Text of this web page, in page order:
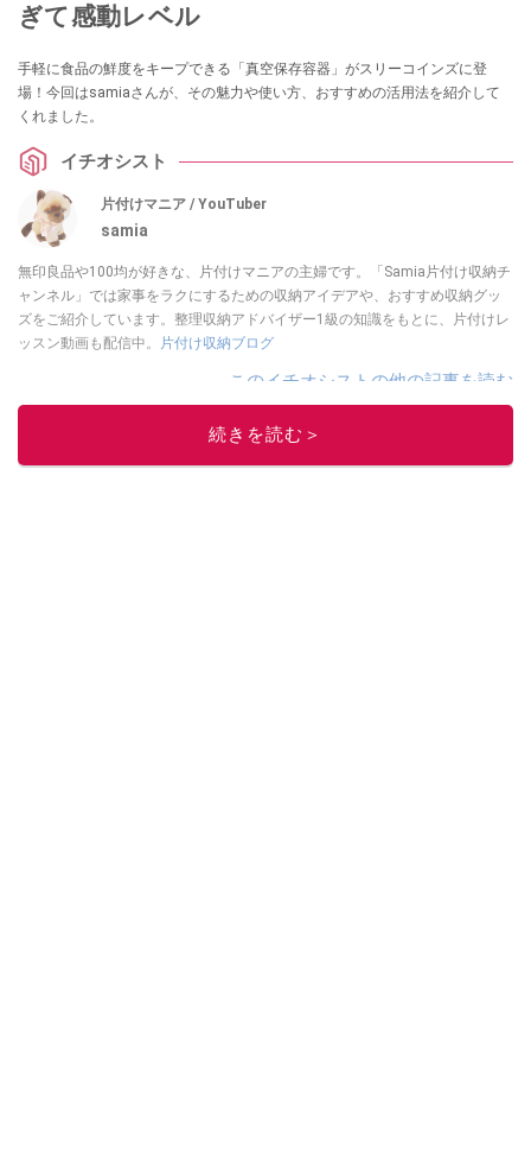
ぎて感動レベル
手軽に食品の鮮度をキープできる「真空保存容器」がスリーコインズに登
場！今回はsamiaさんが、その魅力や使い方、おすすめの活用法を紹介して
くれました。
イチオシスト
片付けマニア / YouTuber
samia
無印良品や100均が好きな、片付けマニアの主婦です。「Samia片付け収納チ
ャンネル」では家事をラクにするための収納アイデアや、おすすめ収納グッ
ズをご紹介しています。整理収納アドバイザー1級の知識をもとに、片付けレ
ッスン動画も配信中。
片付け収納ブログ
このイチオシストの他の記事を読む
続きを読む＞